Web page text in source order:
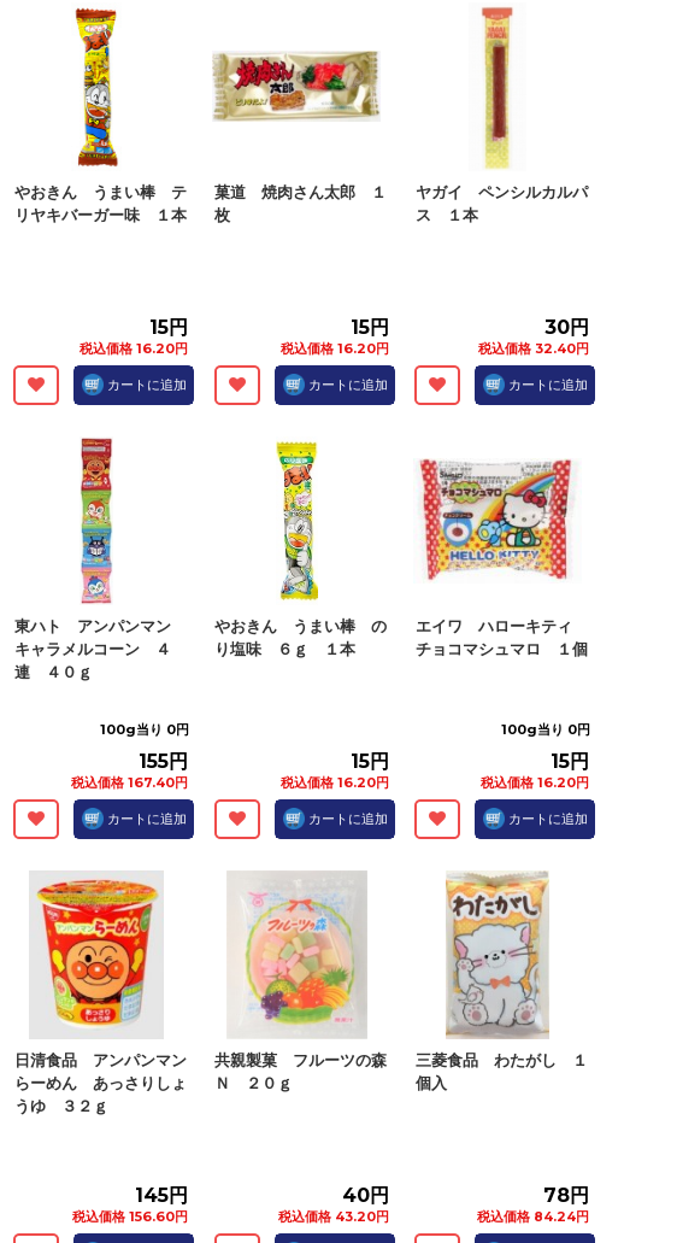
やおきん うまい棒 テ
リヤキバーガー味 １本
15円
税込価格 16.20円
カートに追加
菓道 焼肉さん太郎 １
枚
15円
税込価格 16.20円
カートに追加
ヤガイ ペンシルカルパ
ス １本
30円
税込価格 32.40円
カートに追加
東ハト アンパンマン
キャラメルコーン ４
連 ４０ｇ
100g当り 0円
155円
税込価格 167.40円
カートに追加
やおきん うまい棒 の
り塩味 ６ｇ １本
15円
税込価格 16.20円
カートに追加
エイワ ハローキティ
チョコマシュマロ １個
100g当り 0円
15円
税込価格 16.20円
カートに追加
日清食品 アンパンマン
らーめん あっさりしょ
うゆ ３２ｇ
145円
税込価格 156.60円
共親製菓 フルーツの森
Ｎ ２０ｇ
40円
税込価格 43.20円
三菱食品 わたがし １
個入
78円
税込価格 84.24円